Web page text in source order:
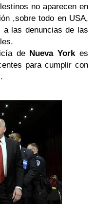
no aparecen en
,sobre todo en USA,
las denuncias de las
de Nueva Yorkes
para cumplir con